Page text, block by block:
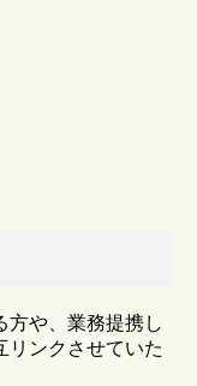
方や、業務提携し
リンクさせていた